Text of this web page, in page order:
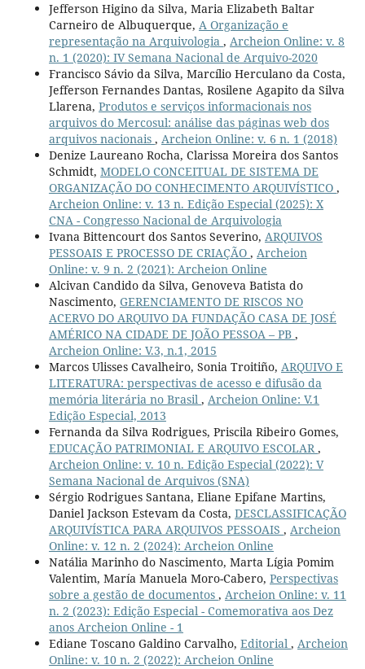
Jefferson Higino da Silva, Maria Elizabeth Baltar
Carneiro de Albuquerque, A Organização e
representação na Arquivologia , Archeion Online: v. 8
n. 1 (2020): IV Semana Nacional de Arquivo-2020
Francisco Sávio da Silva, Marcílio Herculano da Costa,
Jefferson Fernandes Dantas, Rosilene Agapito da Silva
Llarena, Produtos e serviços informacionais nos
arquivos do Mercosul: análise das páginas web dos
arquivos nacionais , Archeion Online: v. 6 n. 1 (2018)
Denize Laureano Rocha, Clarissa Moreira dos Santos
Schmidt, MODELO CONCEITUAL DE SISTEMA DE
ORGANIZAÇÃO DO CONHECIMENTO ARQUIVÍSTICO ,
Archeion Online: v. 13 n. Edição Especial (2025): X
CNA - Congresso Nacional de Arquivologia
Ivana Bittencourt dos Santos Severino, ARQUIVOS
PESSOAIS E PROCESSO DE CRIAÇÃO , Archeion
Online: v. 9 n. 2 (2021): Archeion Online
Alcivan Candido da Silva, Genoveva Batista do
Nascimento, GERENCIAMENTO DE RISCOS NO
ACERVO DO ARQUIVO DA FUNDAÇÃO CASA DE JOSÉ
AMÉRICO NA CIDADE DE JOÃO PESSOA – PB ,
Archeion Online: V.3, n.1, 2015
Marcos Ulisses Cavalheiro, Sonia Troitiño, ARQUIVO E
LITERATURA: perspectivas de acesso e difusão da
memória literária no Brasil , Archeion Online: V.1
Edição Especial, 2013
Fernanda da Silva Rodrigues, Priscila Ribeiro Gomes,
EDUCAÇÃO PATRIMONIAL E ARQUIVO ESCOLAR,
Archeion Online: v. 10 n. Edição Especial (2022): V
Semana Nacional de Arquivos (SNA)
Sérgio Rodrigues Santana, Eliane Epifane Martins,
Daniel Jackson Estevam da Costa, DESCLASSIFICAÇÃO
ARQUIVÍSTICA PARA ARQUIVOS PESSOAIS , Archeion
Online: v. 12 n. 2 (2024): Archeion Online
Natália Marinho do Nascimento, Marta Lígia Pomim
Valentim, María Manuela Moro-Cabero, Perspectivas
sobre a gestão de documentos , Archeion Online: v. 11
n. 2 (2023): Edição Especial - Comemorativa aos Dez
anos Archeion Online - 1
Ediane Toscano Galdino Carvalho, Editorial , Archeion
Online: v. 10 n. 2 (2022): Archeion Online